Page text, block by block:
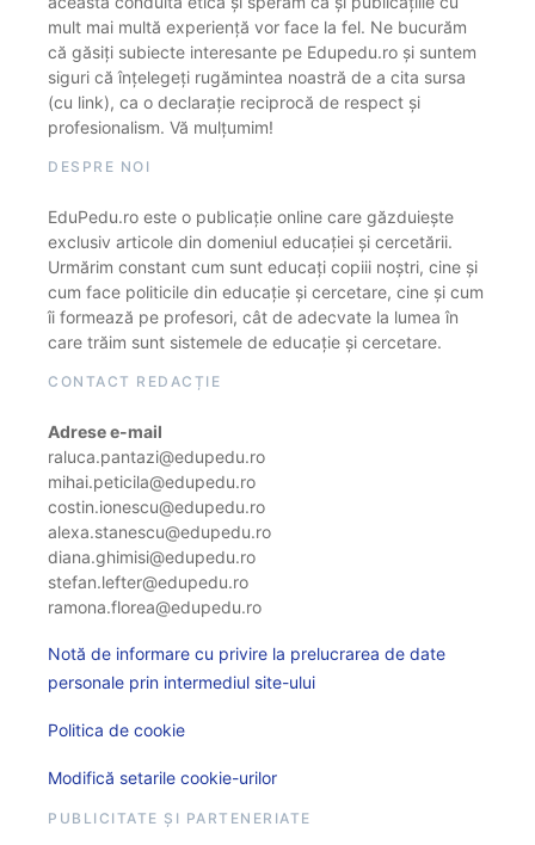
mult mai multă experiență vor face la fel. Ne bucurăm
că găsiți subiecte interesante pe Edupedu.ro și suntem
siguri că înțelegeți rugămintea noastră de a cita sursa
(cu link), ca o declarație reciprocă de respect și
profesionalism. Vă mulțumim!
DESPRE NOI
EduPedu.ro este o publicație online care găzduiește
exclusiv articole din domeniul educației și cercetării.
Urmărim constant cum sunt educați copiii noștri, cine și
cum face politicile din educație și cercetare, cine și cum
îi formează pe profesori, cât de adecvate la lumea în
care trăim sunt sistemele de educație și cercetare.
CONTACT REDACȚIE
Adrese e-mail
raluca.pantazi@edupedu.ro
mihai.peticila@edupedu.ro
costin.ionescu@edupedu.ro
alexa.stanescu@edupedu.ro
diana.ghimisi@edupedu.ro
stefan.lefter@edupedu.ro
ramona.florea@edupedu.ro
Notă de informare cu privire la prelucrarea de date
personale prin intermediul site-ului
Politica de cookie
Modifică setarile cookie-urilor
PUBLICITATE ȘI PARTENERIATE